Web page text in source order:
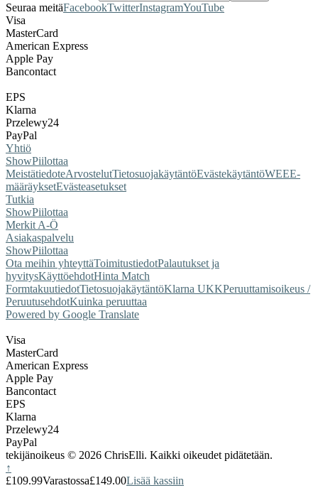
Seuraa meitäFacebookTwitterInstagramYouTube
Visa
MasterCard
American Express
Apple Pay
Bancontact
EPS
Klarna
Przelewy24
PayPal
Yhtiö
ShowPiilottaa
MeistätiedoteArvostelutTietosuojakäytäntöEvästekäytäntöWEEE-
määräyksetEvästeasetukset
Tutkia
ShowPiilottaa
Merkit A-Ö
Asiakaspalvelu
ShowPiilottaa
Ota meihin yhteyttäToimitustiedotPalautukset ja
hyvitysKäyttöehdotHinta Match
FormtakuutiedotTietosuojakäytäntöKlarna UKKPeruuttamisoikeus /
PeruutusehdotKuinka peruuttaa
Powered by Google Translate
Visa
MasterCard
American Express
Apple Pay
Bancontact
EPS
Klarna
Przelewy24
PayPal
tekijänoikeus © 2026 ChrisElli. Kaikki oikeudet pidätetään.
↑
£109.99Varastossa£149.00Lisää kassiin